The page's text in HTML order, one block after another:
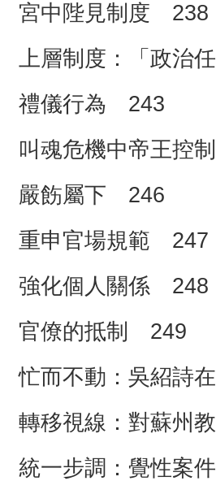
宮中陛見制度 238
上層制度：「政治
禮儀行為 243
叫魂危機中帝王控
嚴飭屬下 246
重申官場規範 247
強化個人關係 248
官僚的抵制 249
忙而不動：吳紹詩
轉移視線：對蘇州
統一步調：覺性案